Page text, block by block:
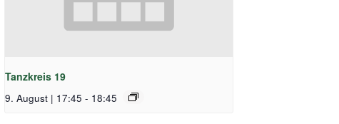
Tanzkreis 19
9. August | 17:45 - 18:45